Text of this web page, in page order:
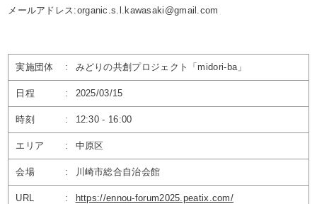
メールアドレス:organic.s.l.kawasaki@gmail.com
実施団体 : みどりの共創プロジェクト「midori‐ba」
日程 : 2025/03/15
時刻 : 12:30 - 16:00
エリア : 中原区
会場 : 川崎市総合自治会館
URL : https://ennou-forum2025.peatix.com/